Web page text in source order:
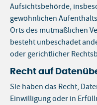
Aufsichtsbehörde,
gewöhnlichen
Orts des mutmaßlichen
besteht unbeschadet
oder gerichtlicher
Recht auf
Sie haben das Recht,
Einwilligung oder in